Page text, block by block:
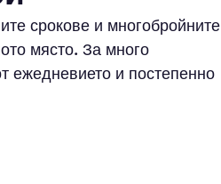
срокове и многобройните
място. За много
ежедневието и постепенно